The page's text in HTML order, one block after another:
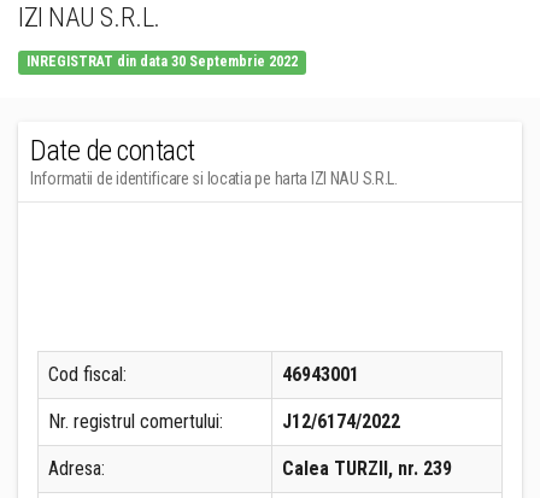
IZI NAU S.R.L.
INREGISTRAT din data 30 Septembrie 2022
Date de contact
Informatii de identificare si locatia pe harta IZI NAU S.R.L.
Cod fiscal: 46943001
Nr. registrul comertului: J12/6174/2022
Adresa: Calea TURZII, nr. 239